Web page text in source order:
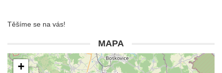
Těšíme se na vás!
MAPA
+